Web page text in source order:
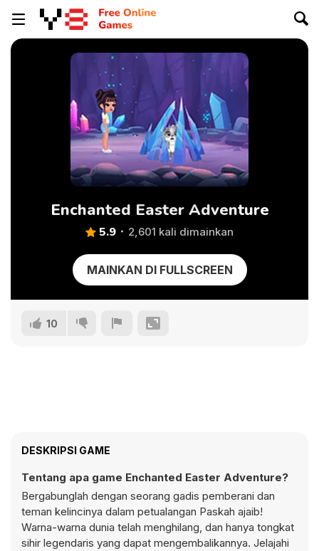
Enchanted Easter Adventure
5.9 2,601 kali dimainkan
MAINKAN DI FULLSCREEN
10
DESKRIPSI GAME
Tentang apa game Enchanted Easter Adventure?
Bergabunglah dengan seorang gadis pemberani dan
teman kelincinya dalam petualangan Paskah ajaib!
Warna-warna dunia telah menghilang, dan hanya tongkat
sihir legendaris yang dapat mengembalikannya. Jelajahi